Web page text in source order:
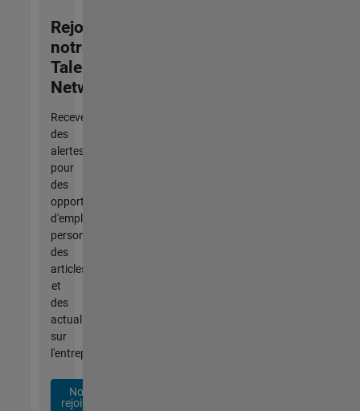
Rejoignez
notre
Talent
Network
Recevez
des
alertes
pour
des
opportunités
d'emploi
personnalisées,
des
articles
et
des
actualités
sur
l'entreprise.
Nous
rejoindre